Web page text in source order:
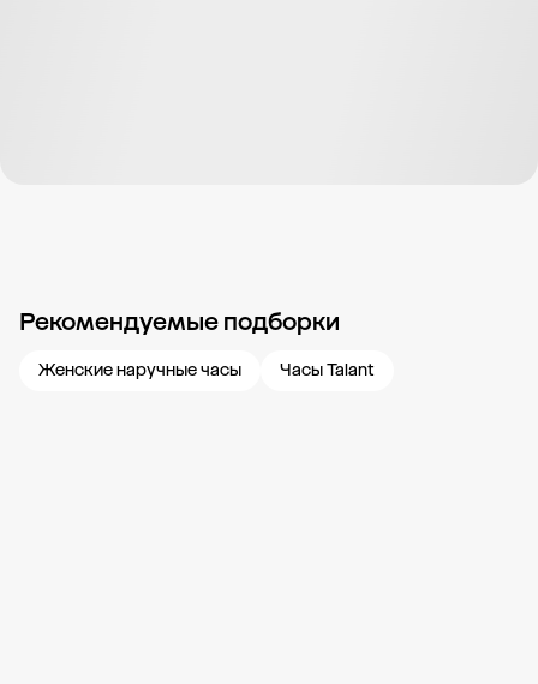
Рекомендуемые подборки
Женские наручные часы Часы Talant
Новости компании Журнал ЗОЛОТОЙ Блог